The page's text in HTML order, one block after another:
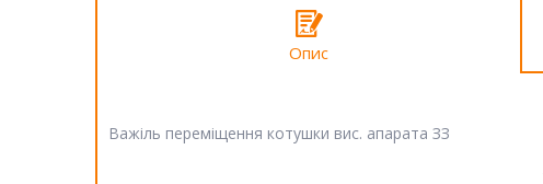
Опис
Важіль переміщення котушки вис. апарата ЗЗ